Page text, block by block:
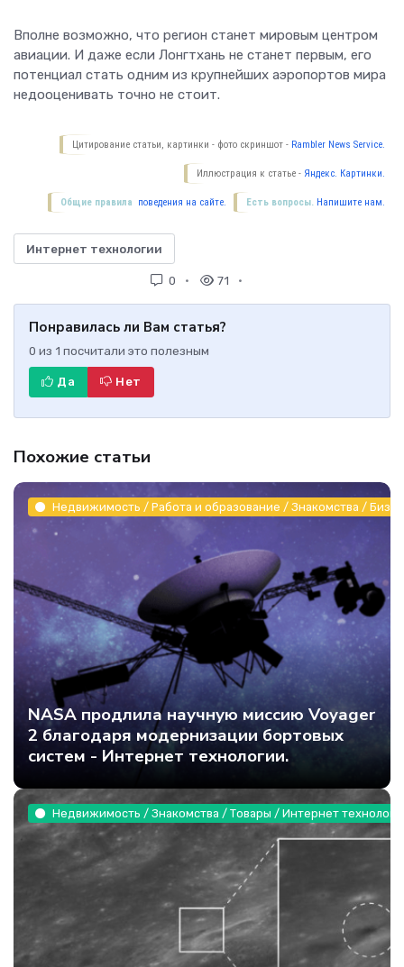
Вполне возможно, что регион станет мировым центром
авиации. И даже если Лонгтхань не станет первым, его
потенциал стать одним из крупнейших аэропортов мира
недооценивать точно не стоит.
Цитирование статьи, картинки - фото скриншот - Rambler News Service.
Иллюстрация к статье - Яндекс. Картинки.
Есть вопросы. Напишите нам.
Общие правила поведения на сайте.
Интернет технологии
0 71
Понравилась ли Вам статья?
0 из 1 посчитали это полезным
Да Нет
Похожие статьи
Недвижимость / Работа и образование / Знакомства /
NASA продлила научную миссию Voyager
2 благодаря модернизации бортовых
систем - Интернет технологии.
Недвижимость / Знакомства / Товары / Интернет